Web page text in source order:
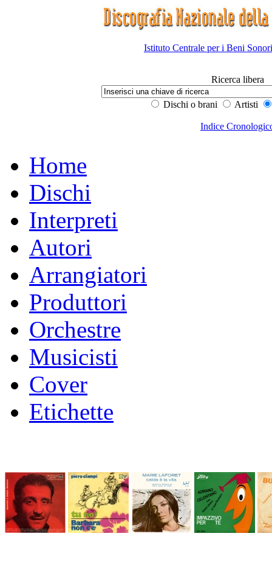
Istituto Centrale per i Beni
Ricerca libera
Dischi o brani Artisti
Indice
Home
Dischi
Interpreti
Autori
Arrangiatori
Produttori
Orchestre
Musicisti
Cover
Etichette